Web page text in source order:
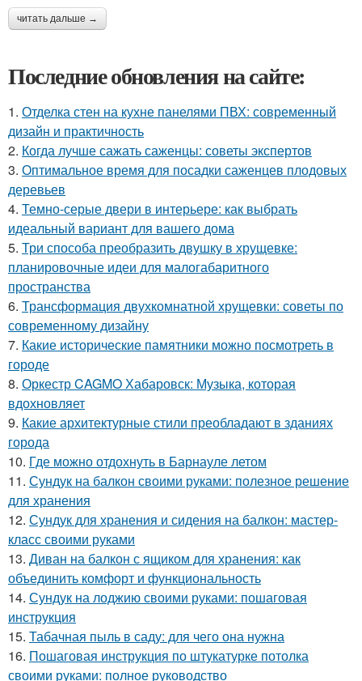
читать дальше →
Последние обновления на сайте:
1. Отделка стен на кухне панелями ПВХ: современный
дизайн и практичность
2. Когда лучше сажать саженцы: советы экспертов
3. Оптимальное время для посадки саженцев плодовых
деревьев
4. Темно-серые двери в интерьере: как выбрать
идеальный вариант для вашего дома
5. Три способа преобразить двушку в хрущевке:
планировочные идеи для малогабаритного
пространства
6. Трансформация двухкомнатной хрущевки: советы по
современному дизайну
7. Какие исторические памятники можно посмотреть в
городе
8. Оркестр CAGMO Хабаровск: Музыка, которая
вдохновляет
9. Какие архитектурные стили преобладают в зданиях
города
10. Где можно отдохнуть в Барнауле летом
11. Сундук на балкон своими руками: полезное решение
для хранения
12. Сундук для хранения и сидения на балкон: мастер-
класс своими руками
13. Диван на балкон с ящиком для хранения: как
объединить комфорт и функциональность
14. Сундук на лоджию своими руками: пошаговая
инструкция
15. Табачная пыль в саду: для чего она нужна
16. Пошаговая инструкция по штукатурке потолка
своими руками: полное руководство